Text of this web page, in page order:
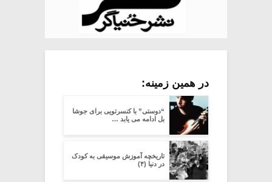
در همین زمینه:
“دوستی” با کنسرتویی برای جوشا
بل ادامه می یابد …
تاریخچه آموزش موسیقی به کودک
در دنیا (۴)